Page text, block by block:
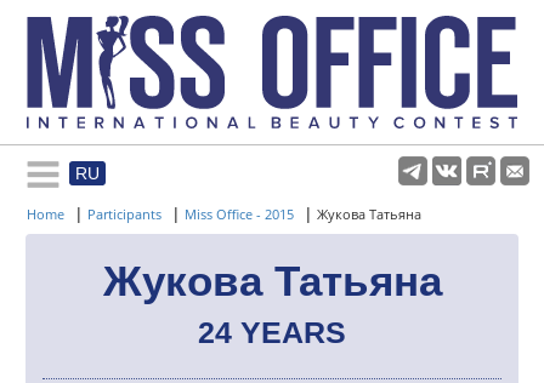
RU
Rules and regulations
About pageant
Participants
Home | Participants | Miss Office - 2015 | Жукова Татьяна
Жукова Татьяна
24 YEARS